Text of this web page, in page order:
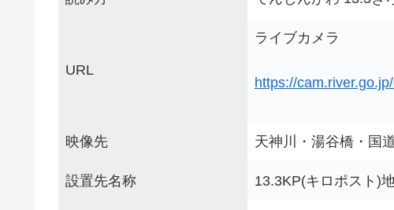
URL
ライブカメラ
https://
映像先 天神川・湯谷橋・国
設置先名称 13.3KP(キロポスト)